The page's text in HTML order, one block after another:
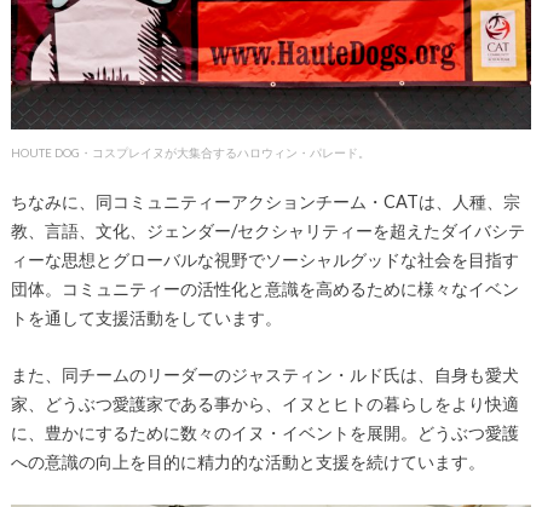
HOUTE DOG・コスプレイヌが大集合するハロウィン・パレード。
ちなみに、同コミュニティーアクションチーム・CATは、人種、宗
教、言語、文化、ジェンダー/セクシャリティーを超えたダイバシテ
ィーな思想とグローバルな視野でソーシャルグッドな社会を目指す
団体。コミュニティーの活性化と意識を高めるために様々なイベン
トを通して支援活動をしています。
また、同チームのリーダーのジャスティン・ルド氏は、自身も愛犬
家、どうぶつ愛護家である事から、イヌとヒトの暮らしをより快適
に、豊かにするために数々のイヌ・イベントを展開。どうぶつ愛護
への意識の向上を目的に精力的な活動と支援を続けています。